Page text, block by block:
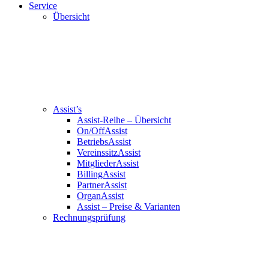
Service
Übersicht
Assist’s
Assist-Reihe – Übersicht
On/OffAssist
BetriebsAssist
VereinssitzAssist
MitgliederAssist
BillingAssist
PartnerAssist
OrganAssist
Assist – Preise & Varianten
Rechnungsprüfung